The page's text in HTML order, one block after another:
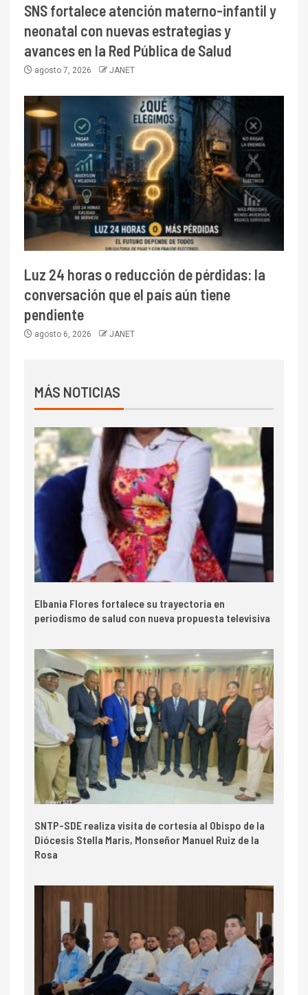
SNS fortalece atención materno-infantil y
neonatal con nuevas estrategias y
avances en la Red Pública de Salud
agosto 7, 2026 JANET
Luz 24 horas o reducción de pérdidas: la
conversación que el país aún tiene
pendiente
agosto 6, 2026 JANET
MÁS NOTICIAS
Elbania Flores fortalece su trayectoria en
periodismo de salud con nueva propuesta televisiva
SNTP-SDE realiza visita de cortesía al Obispo de la
Diócesis Stella Maris, Monseñor Manuel Ruiz de la
Rosa